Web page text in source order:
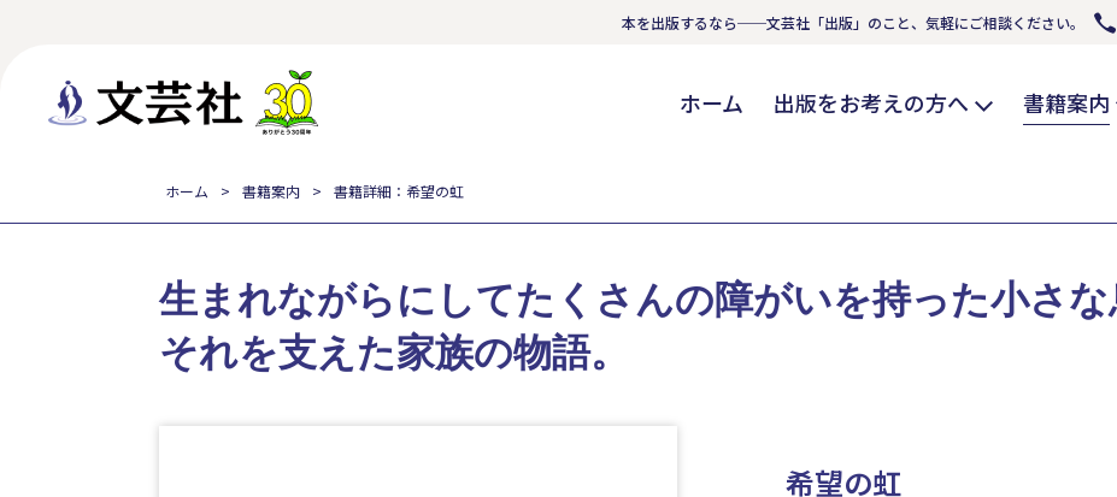
本を出版するなら──文芸社「出版」のこと、気軽にご相談ください。
ホーム 出版をお考えの方へ 書籍案内
ホーム 書籍案内 書籍詳細：希望の虹
希望の虹
生まれながらにしてたくさんの障がいを持った小さな
それを支えた家族の物語。